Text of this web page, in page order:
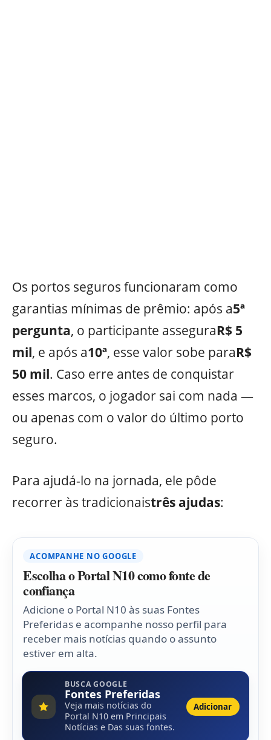
Os portos seguros funcionaram como
garantias mínimas de prêmio: após a5ª
pergunta, o participante asseguraR$ 5
mil, e após a10ª, esse valor sobe paraR$
50 mil. Caso erre antes de conquistar
esses marcos, o jogador sai com nada —
ou apenas com o valor do último porto
seguro.
Para ajudá-lo na jornada, ele pôde
recorrer às tradicionaistrês ajudas:
ACOMPANHE NO GOOGLE
Escolha o Portal N10 como fonte de
confiança
Adicione o Portal N10 às suas Fontes
Preferidas e acompanhe nosso perfil para
receber mais notícias quando o assunto
estiver em alta.
BUSCA GOOGLE
Fontes Preferidas
Veja mais notícias do
Portal N10 em Principais
Notícias e Das suas fontes.
Adicionar